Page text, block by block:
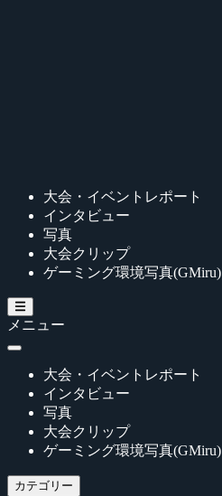
大会・イベントレポート
インタビュー
写真
大会クリップ
ゲーミング環境写真(GMiru)
メニュー
大会・イベントレポート
インタビュー
写真
大会クリップ
ゲーミング環境写真(GMiru)
カテゴリー